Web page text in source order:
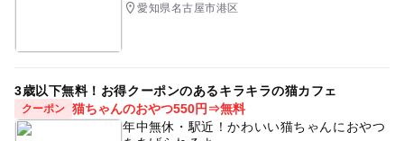
愛知県名古屋市港区
3歳以下無料！お得クーポンのあるキラキラの猫カフェ
クーポン 猫ちゃんのおやつ550円⇒無料
年中無休・駅近！かわいい猫ちゃんにおやつ